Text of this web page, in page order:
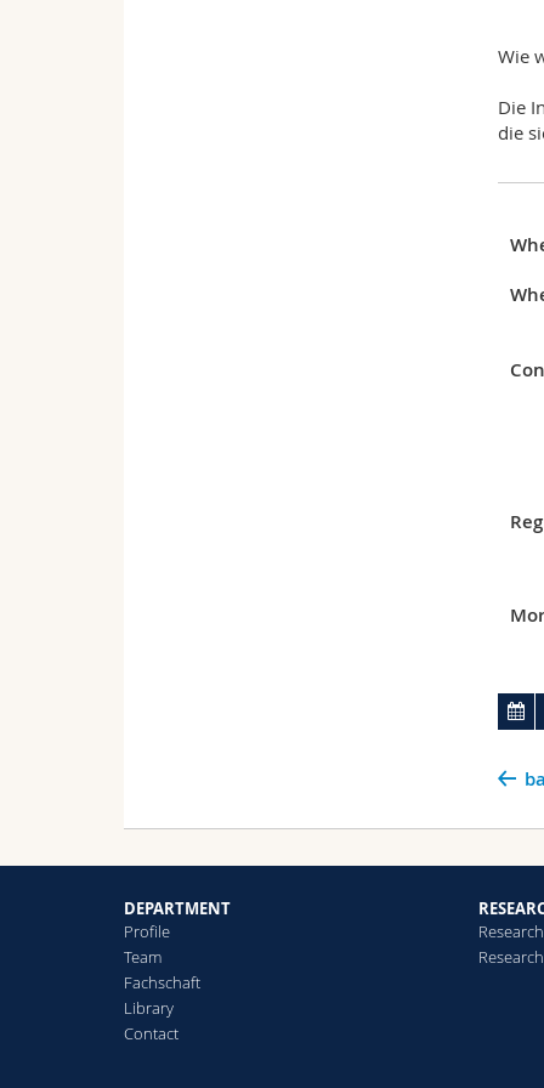
Wie
Die
die
DEPARTMENT
Profile
Team
Fachschaft
Library
Contact